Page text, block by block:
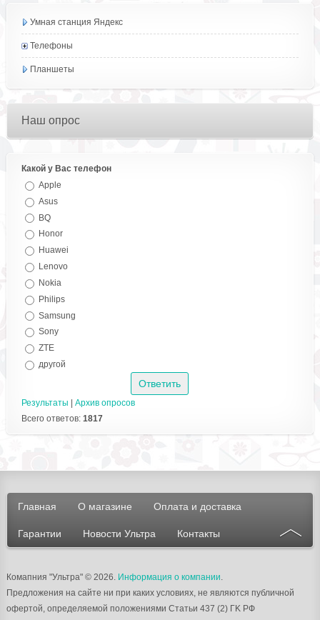
Умная станция Яндекс
Телефоны
Планшеты
Наш опрос
Какой у Вас телефон
Apple
Asus
BQ
Honor
Huawei
Lenovo
Nokia
Philips
Samsung
Sony
ZTE
другой
Результаты
Архив опросов
Всего ответов: 1817
Главная О магазине Оплата и доставка
Гарантии Новости Ультра Контакты
Комапния "Ультра"© 2026. Информация о компании.
Предложения на сайте ни при каких условиях, не являются публичной
офертой, определяемой положениями Статьи 437 (2) ГK РФ